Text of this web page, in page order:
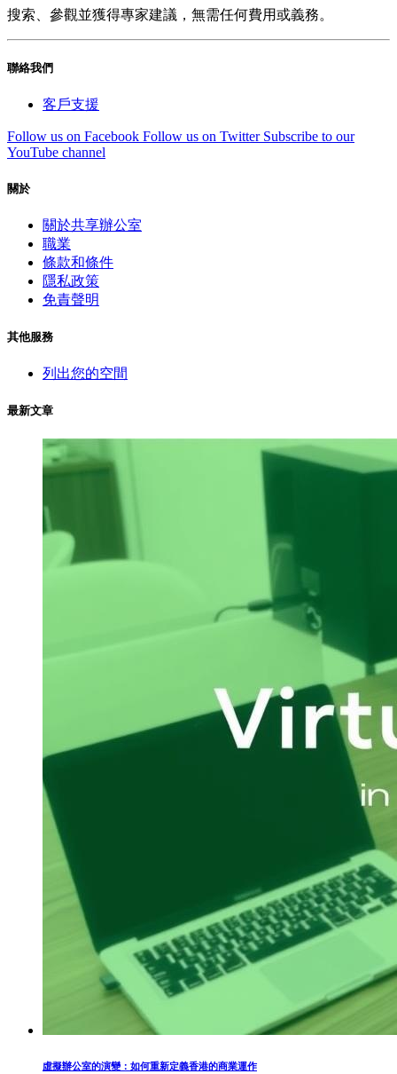
搜索、參觀並獲得專家建議，無需任何費用或義務。
聯絡我們
客戶支援
Follow us on Facebook Follow us on Twitter Subscribe to our
YouTube channel
關於
關於共享辦公室
職業
條款和條件
隱私政策
免責聲明
其他服務
列出您的空間
最新文章
虛擬辦公室的演變：如何重新定義香港的商業運作